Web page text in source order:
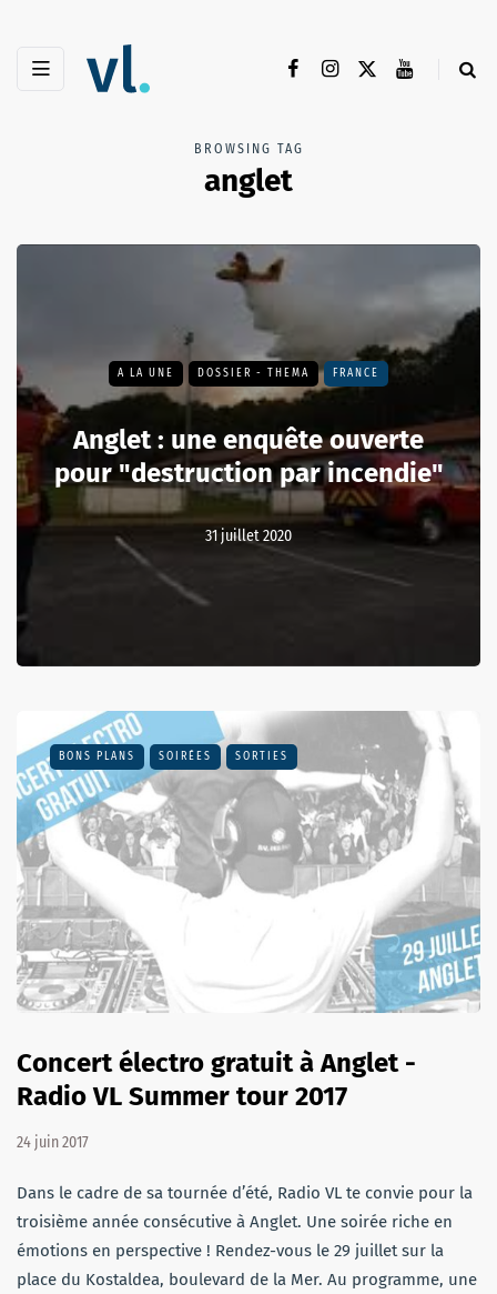
BROWSING TAG
anglet
A LA UNE DOSSIER - THEMA FRANCE
Anglet : une enquête ouverte
pour "destruction par incendie"
31 juillet 2020
BONS PLANS SOIRÉES SORTIES
Concert électro gratuit à Anglet -
Radio VL Summer tour 2017
24 juin 2017
Dans le cadre de sa tournée d’été, Radio VL te convie pour la
troisième année consécutive à Anglet. Une soirée riche en
émotions en perspective ! Rendez-vous le 29 juillet sur la
place du Kostaldea, boulevard de la Mer. Au programme, une